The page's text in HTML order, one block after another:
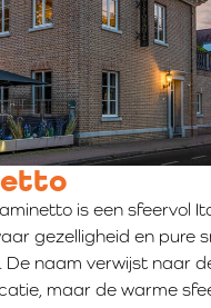
is een sfeervol
gezelligheid en pure
naam verwijst naar
maar de warme